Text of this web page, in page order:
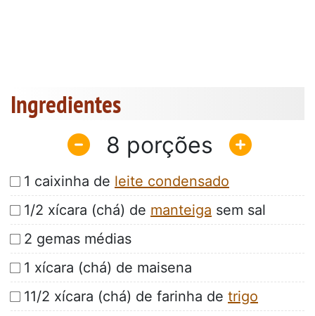
Ingredientes
8
1 caixinha de leite condensado
1/2 xícara (chá) de manteiga sem sal
2 gemas médias
1 xícara (chá) de maisena
11/2 xícara (chá) de farinha de trigo